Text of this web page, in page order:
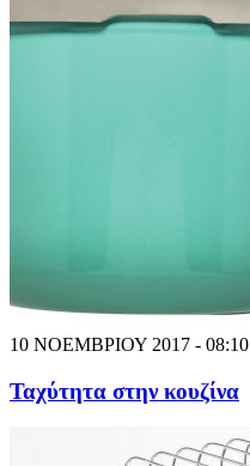
10 ΝΟΕΜΒΡΙΟΥ 2017 - 08:10
Ταχύτητα στην κουζίνα